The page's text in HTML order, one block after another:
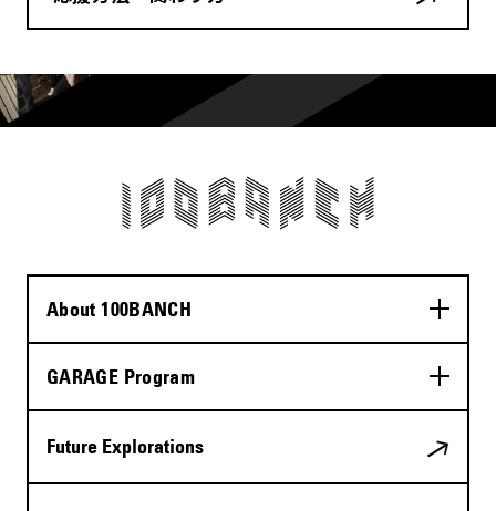
About 100BANCH
GARAGE Program
Future Explorations